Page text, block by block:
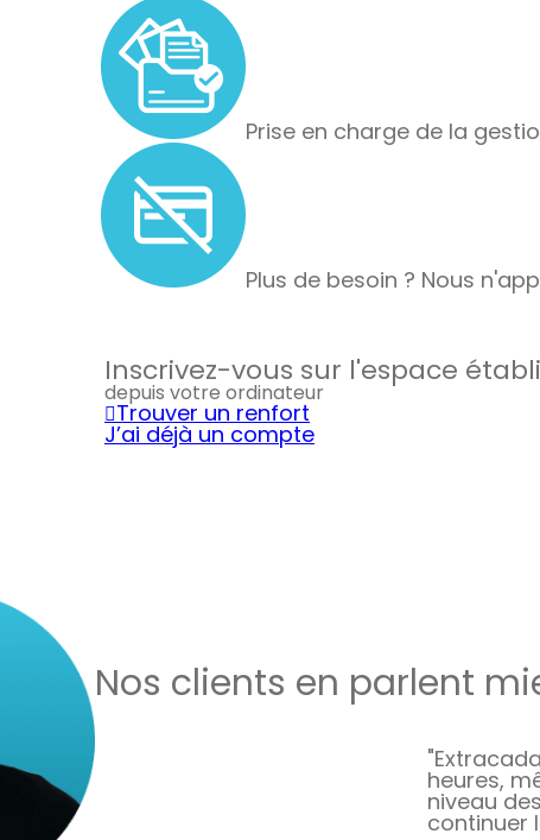
Prise en charge de la
Plus de besoin ? Nous
Inscrivez-vous sur l'espace
depuis votre ordinateur
Trouver un renfort
J’ai déjà un compte
Nos clients en parlent
heures,
niveau
continuer